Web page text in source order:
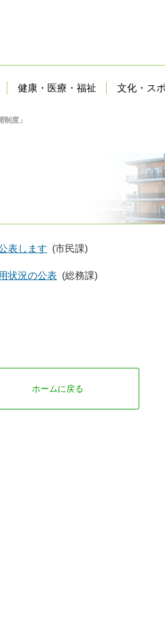
健康・医療・福祉 文化・ス
度」
表します (市民課)
状況の公表 (総務課)
ホームに戻る